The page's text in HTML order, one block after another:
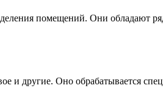
помещений. Они обладают
и другие. Оно обрабатывается